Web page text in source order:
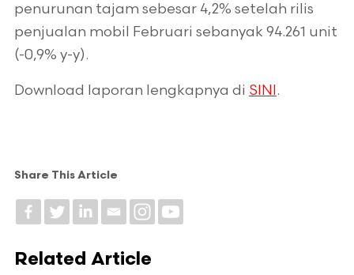
penurunan tajam sebesar 4,2% setelah rilis
penjualan mobil Februari sebanyak 94.261 unit
(-0,9% y-y).
Download laporan lengkapnya di SINI .
Share This Article
Related Article